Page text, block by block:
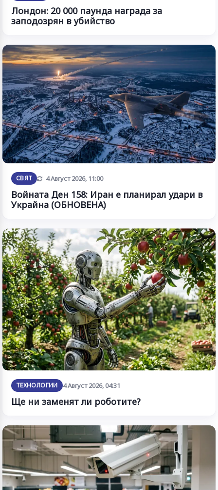
Лондон: 20 000 паунда награда за
заподозрян в убийство
СВЯТ Обновена
4 Август 2026, 11:00
Войната Ден 158: Иран е планирал удари в
Украйна (ОБНОВЕНА)
ТЕХНОЛОГИИ 4 Август 2026, 04:31
Ще ни заменят ли роботите?